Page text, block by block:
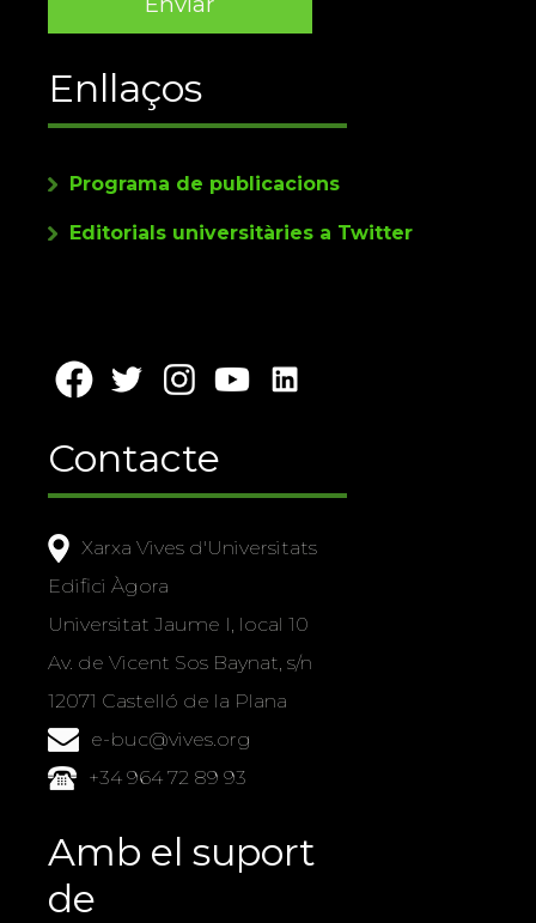
Enllaços
Programa de publicacions
Editorials universitàries a Twitter
Contacte
Xarxa Vives d'Universitats
Edifici Àgora
Universitat Jaume I, local 10
Av. de Vicent Sos Baynat, s/n
12071 Castelló de la Plana
e-buc@vives.org
+34 964 72 89 93
Amb el suport
de